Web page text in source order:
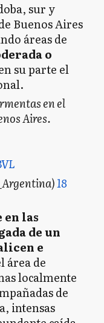
sur y
Buenos Aires
áreas de
o
su parte el
en el
Aires.
18
en las
de un
e
área de
localmente
de
intensas